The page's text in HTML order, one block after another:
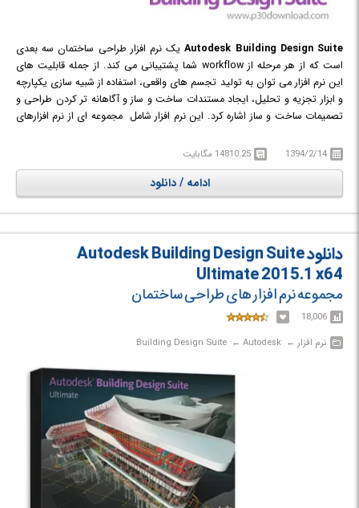
Autodesk Building Design Suiteیک نرم افزار طراحی ساختمان سه بعدی
است که از هر مرحله از workflow شما پشتیبانی می کند. از جمله قابلیت های
این نرم افزار می توان به تولید تجسم های واقعی، استفاده از شبیه سازی یکپارچه
و ابزار تجزیه و تحلیل، ایجاد مستندات ساخت و ساز و آگاهانه تر کردن طراحی و
تصمیمات ساخت و ساز اشاره کرد. این نرم افزار شامل مجموعه ای از نرم افزارهای
AutoCAD MEP, AutoCAD Raster Design, Navisworks Simulate, Revit,
Inventor, 3ds Max Design, Autodesk InfraWorks و ... می باشد.
1394/2/14 14810.25 مگابایت
ادامه / دانلود
دانلود Autodesk Building Design Suite
Ultimate 2015.1 x64
مجموعه نرم افزار های طراحی ساختمان
18,006
نرم افزار‎ ← ‏ Autodesk‎ ← ‏ Building Design Suite